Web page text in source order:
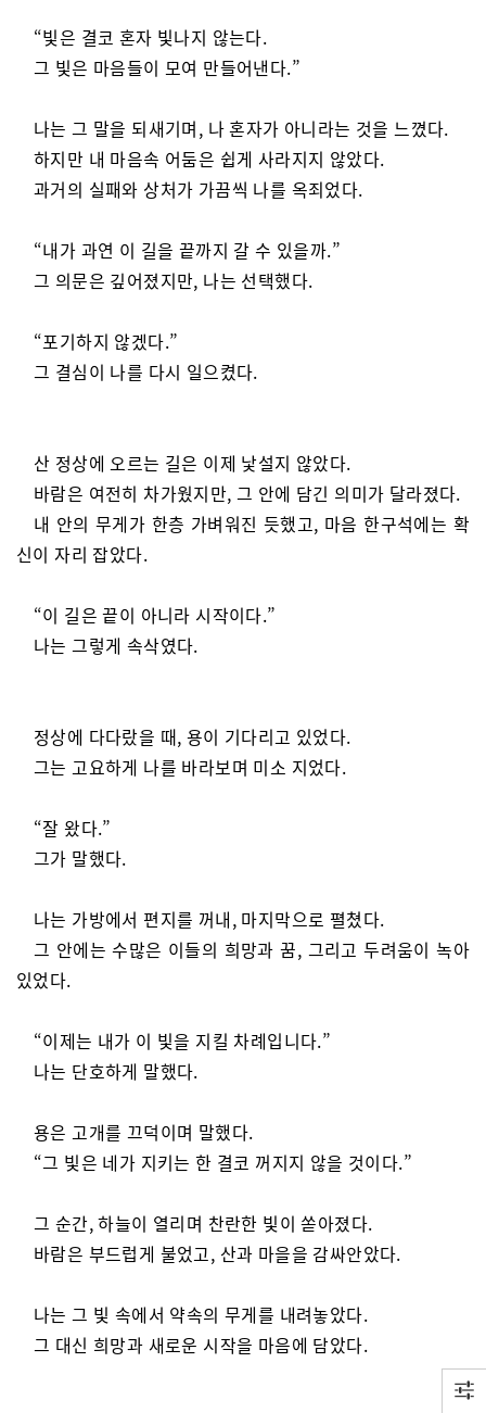
“빛은 결코 혼자 빛나지 않는다.
그 빛은 마음들이 모여 만들어낸다.”
나는 그 말을 되새기며, 나 혼자가 아니라는 것을 느꼈다.
하지만 내 마음속 어둠은 쉽게 사라지지 않았다.
과거의 실패와 상처가 가끔씩 나를 옥죄었다.
“내가 과연 이 길을 끝까지 갈 수 있을까.”
그 의문은 깊어졌지만, 나는 선택했다.
“포기하지 않겠다.”
그 결심이 나를 다시 일으켰다.
산 정상에 오르는 길은 이제 낯설지 않았다.
바람은 여전히 차가웠지만, 그 안에 담긴 의미가 달라졌다.
내 안의 무게가 한층 가벼워진 듯했고, 마음 한구석에는 확
신이 자리 잡았다.
“이 길은 끝이 아니라 시작이다.”
나는 그렇게 속삭였다.
정상에 다다랐을 때, 용이 기다리고 있었다.
그는 고요하게 나를 바라보며 미소 지었다.
“잘 왔다.”
그가 말했다.
나는 가방에서 편지를 꺼내, 마지막으로 펼쳤다.
그 안에는 수많은 이들의 희망과 꿈, 그리고 두려움이 녹아
있었다.
“이제는 내가 이 빛을 지킬 차례입니다.”
나는 단호하게 말했다.
용은 고개를 끄덕이며 말했다.
“그 빛은 네가 지키는 한 결코 꺼지지 않을 것이다.”
그 순간, 하늘이 열리며 찬란한 빛이 쏟아졌다.
바람은 부드럽게 불었고, 산과 마을을 감싸안았다.
나는 그 빛 속에서 약속의 무게를 내려놓았다.
그 대신 희망과 새로운 시작을 마음에 담았다.